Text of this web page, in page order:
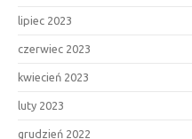
lipiec 2023
czerwiec 2023
kwiecień 2023
luty 2023
grudzień 2022